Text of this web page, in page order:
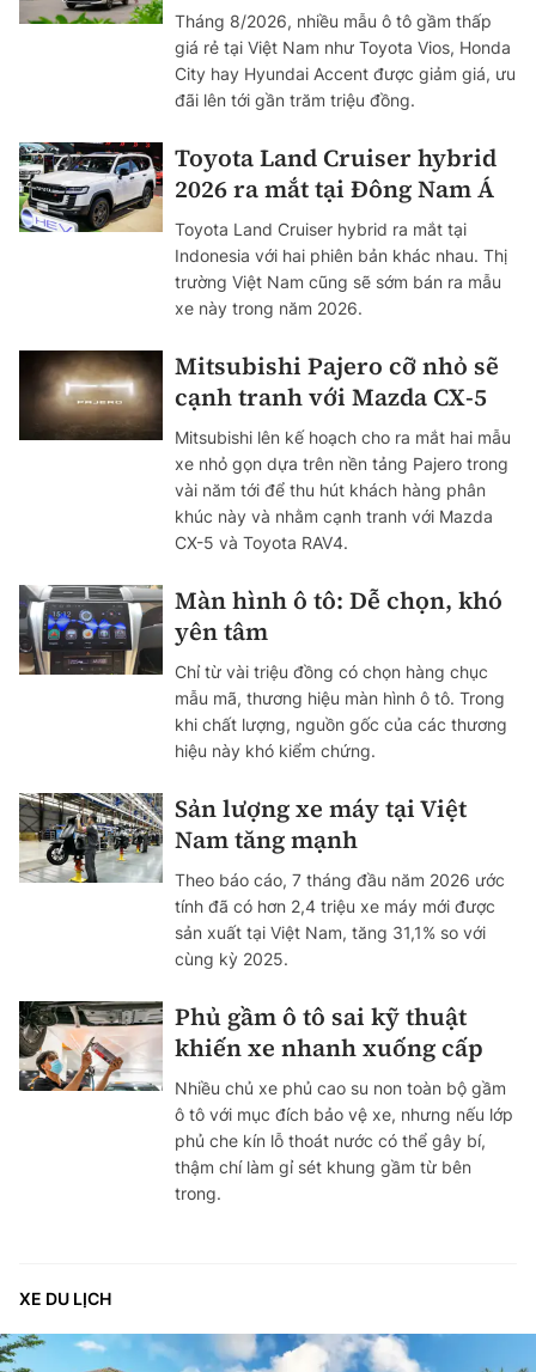
Tháng 8/2026, nhiều mẫu ô tô gầm thấp
giá rẻ tại Việt Nam như Toyota Vios, Honda
City hay Hyundai Accent được giảm giá, ưu
đãi lên tới gần trăm triệu đồng.
Toyota Land Cruiser hybrid
2026 ra mắt tại Đông Nam Á
Toyota Land Cruiser hybrid ra mắt tại
Indonesia với hai phiên bản khác nhau. Thị
trường Việt Nam cũng sẽ sớm bán ra mẫu
xe này trong năm 2026.
Mitsubishi Pajero cỡ nhỏ sẽ
cạnh tranh với Mazda CX-5
Mitsubishi lên kế hoạch cho ra mắt hai mẫu
xe nhỏ gọn dựa trên nền tảng Pajero trong
vài năm tới để thu hút khách hàng phân
khúc này và nhằm cạnh tranh với Mazda
CX-5 và Toyota RAV4.
Màn hình ô tô: Dễ chọn, khó
yên tâm
Chỉ từ vài triệu đồng có chọn hàng chục
mẫu mã, thương hiệu màn hình ô tô. Trong
khi chất lượng, nguồn gốc của các thương
hiệu này khó kiểm chứng.
Sản lượng xe máy tại Việt
Nam tăng mạnh
Theo báo cáo, 7 tháng đầu năm 2026 ước
tính đã có hơn 2,4 triệu xe máy mới được
sản xuất tại Việt Nam, tăng 31,1% so với
cùng kỳ 2025.
Phủ gầm ô tô sai kỹ thuật
khiến xe nhanh xuống cấp
Nhiều chủ xe phủ cao su non toàn bộ gầm
ô tô với mục đích bảo vệ xe, nhưng nếu lớp
phủ che kín lỗ thoát nước có thể gây bí,
thậm chí làm gỉ sét khung gầm từ bên
trong.
XE DU LỊCH